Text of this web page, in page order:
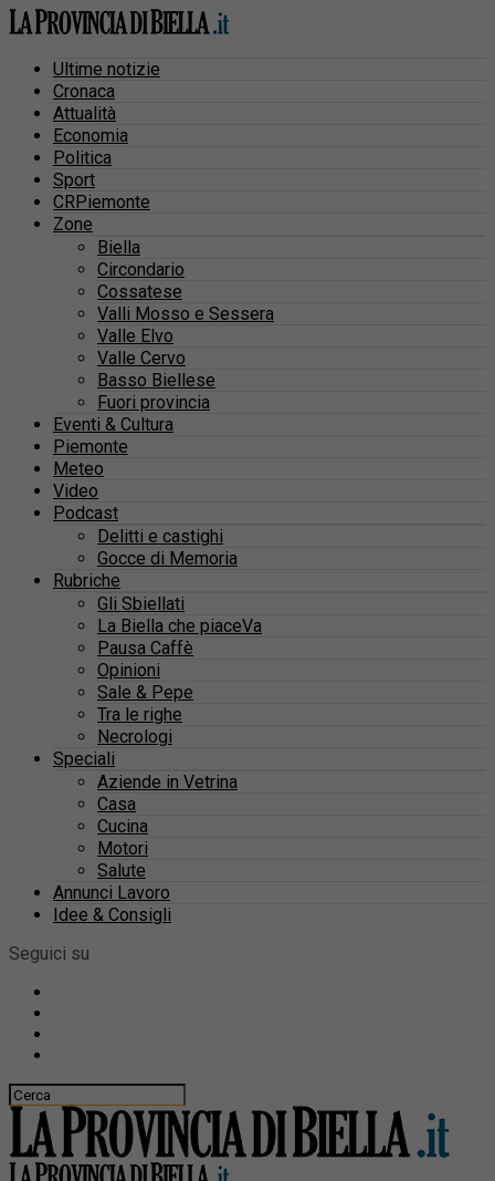
Ultime notizie
Cronaca
Attualità
Economia
Politica
Sport
CRPiemonte
Zone
Biella
Circondario
Cossatese
Valli Mosso e Sessera
Valle Elvo
Valle Cervo
Basso Biellese
Fuori provincia
Eventi & Cultura
Piemonte
Meteo
Video
Podcast
Delitti e castighi
Gocce di Memoria
Rubriche
Gli Sbiellati
La Biella che piaceVa
Pausa Caffè
Opinioni
Sale & Pepe
Tra le righe
Necrologi
Speciali
Aziende in Vetrina
Casa
Cucina
Motori
Salute
Annunci Lavoro
Idee & Consigli
Seguici su